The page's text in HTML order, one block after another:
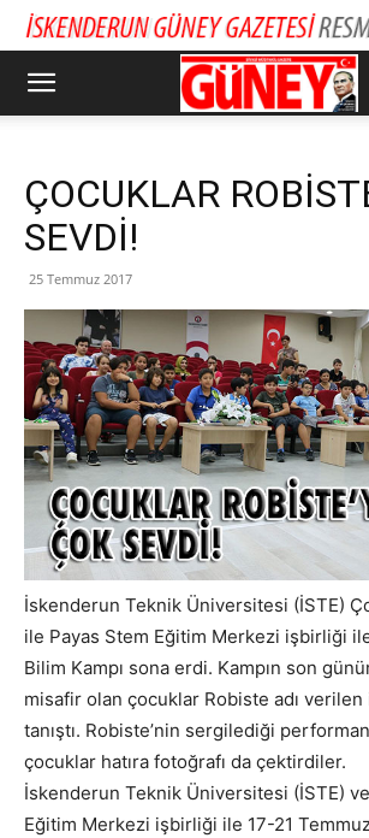
ÇOCUKLAR
SEVDİ!
25 Temmuz 2017
İskenderun Teknik Üniversitesi (İSTE)
ile Payas Stem Eğitim Merkezi işbirliği
Bilim Kampı sona erdi. Kampın son
misafir olan çocuklar Robiste adı verilen
tanıştı. Robiste’nin sergilediği
çocuklar hatıra fotoğrafı da çektirdiler.
İskenderun Teknik Üniversitesi (İSTE)
Eğitim Merkezi işbirliği ile 17-21